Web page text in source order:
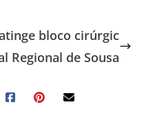
bloco cirúrgic
Regional de Sousa